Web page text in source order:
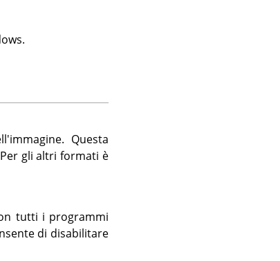
Questa
gli altri formati è
tutti i programmi
di disabilitare